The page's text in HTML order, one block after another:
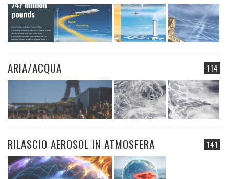
114
ARIA/ACQUA
141
RILASCIO AEROSOL IN ATMOSFERA